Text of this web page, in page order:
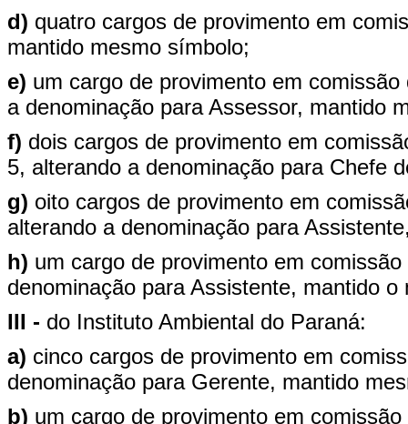
d) quatro cargos de provimento em
mantido mesmo símbolo;
e) um cargo de provimento em
a denominação para Assessor, mantido
f) dois cargos de provimento em
5, alterando a denominação para Chefe
g) oito cargos de provimento em
alterando a denominação para
h) um cargo de provimento em
denominação para Assistente, mantido
III - do Instituto Ambiental do Paraná:
a) cinco cargos de provimento em
denominação para Gerente, mantido
b) um cargo de provimento em